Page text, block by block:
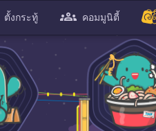
ตั้งกระทู้ คอมมูนิตี้